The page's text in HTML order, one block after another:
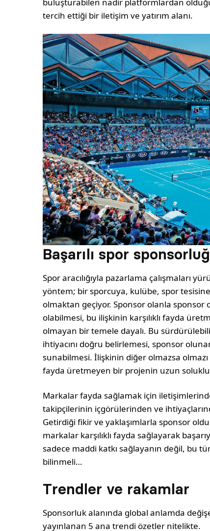
tercih ettiği bir iletişim ve yatırım alanı.
Başarılı spor
Spor aracılığıyla pazarlama çalışmaları
yöntem; bir sporcuya, kulübe, spor
olmaktan geçiyor. Sponsor olanla
olabilmesi, bu ilişkinin karşılıklı fayda
olmayan bir temele dayalı. Bu
ihtiyacını doğru belirlemesi, sponsor
sunabilmesi. İlişkinin diğer olmazsa
fayda üretmeyen bir projenin uzun
Markalar fayda sağlamak için
takipçilerinin içgörülerinden ve
Getirdiği fikir ve yaklaşımlarla sponsor
markalar karşılıklı fayda sağlayarak
sadece maddi katkı sağlayanın değil, bu
bilinmeli…
Trendler ve rakamlar
Sponsorluk alanında global anlamda
yayınlanan 5 ana trendi özetler nitelikte.